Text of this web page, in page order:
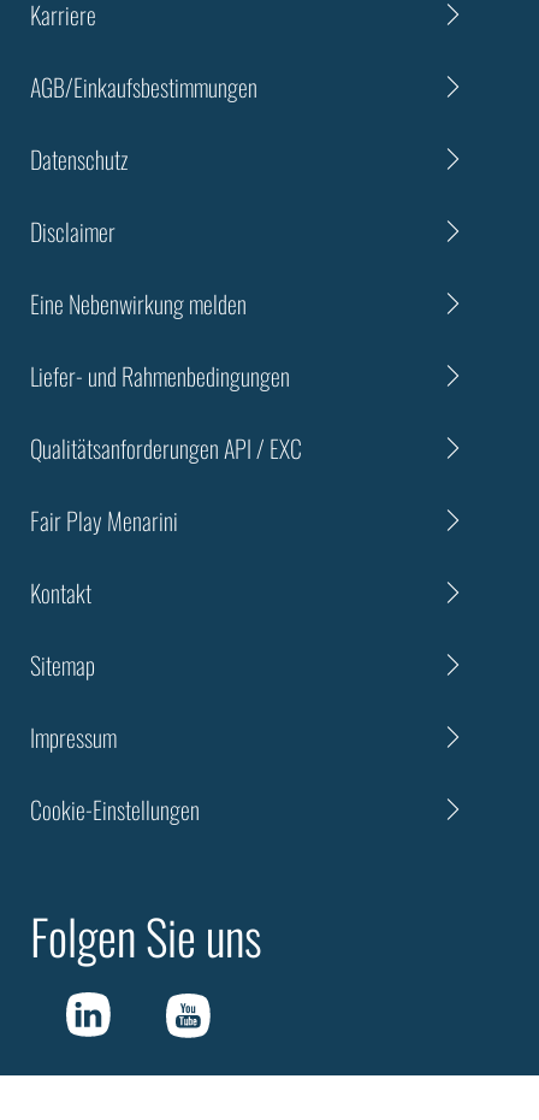
Karriere
AGB/Einkaufsbestimmungen
Datenschutz
Disclaimer
Eine Nebenwirkung melden
Liefer- und Rahmenbedingungen
Qualitätsanforderungen API / EXC
Fair Play Menarini
Kontakt
Sitemap
Impressum
Cookie-Einstellungen
Folgen Sie uns